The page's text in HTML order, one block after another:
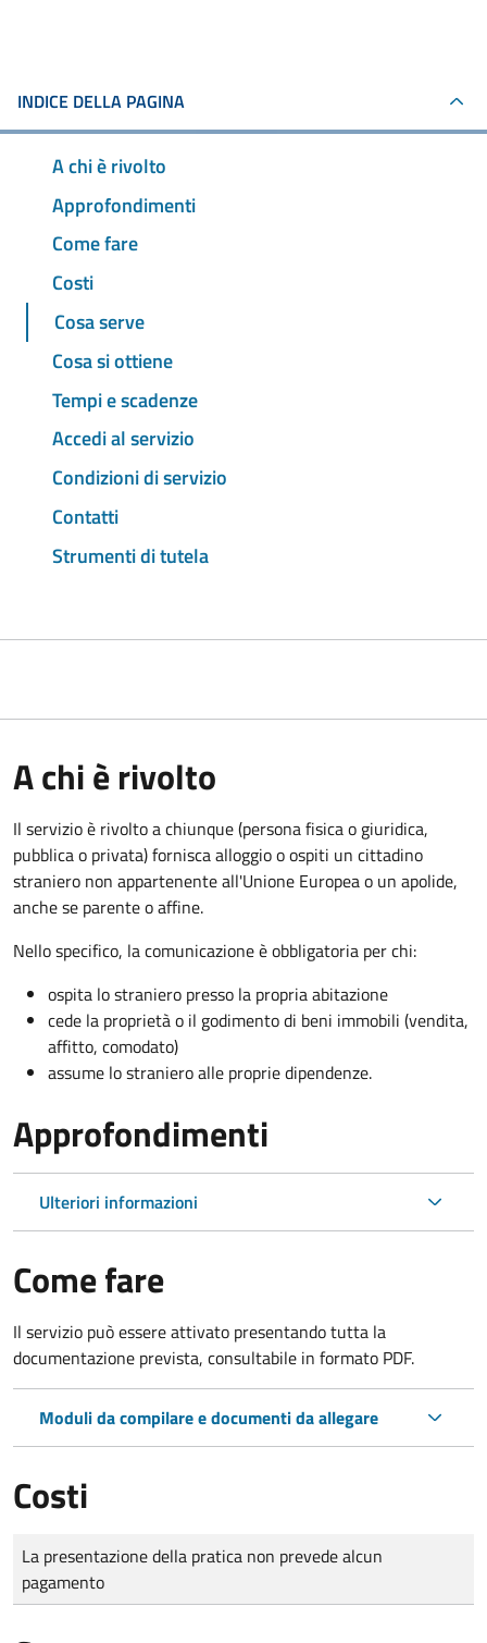
INDICE DELLA PAGINA
A chi è rivolto
Approfondimenti
Come fare
Costi
Cosa serve
Cosa si ottiene
Tempi e scadenze
Accedi al servizio
Condizioni di servizio
Contatti
Strumenti di tutela
A chi è rivolto
Il servizio è rivolto a chiunque (persona fisica o giuridica,
pubblica o privata) fornisca alloggio o ospiti un cittadino
straniero non appartenente all'Unione Europea o un apolide,
anche se parente o affine.
Nello specifico, la comunicazione è obbligatoria per chi:
ospita lo straniero presso la propria abitazione
cede la proprietà o il godimento di beni immobili (vendita,
affitto, comodato)
assume lo straniero alle proprie dipendenze.
Approfondimenti
Ulteriori informazioni
Come fare
Il servizio può essere attivato presentando tutta la
documentazione prevista, consultabile in formato PDF.
Moduli da compilare e documenti da allegare
Costi
Tipo di pagamento
Importo
La presentazione della pratica non prevede alcun
pagamento